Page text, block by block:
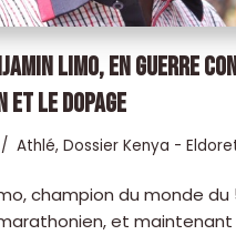
LIMO, EN GUERRE
ET LE DOPAGE
Athlé, Dossier Kenya -
champion du monde
et maintenant